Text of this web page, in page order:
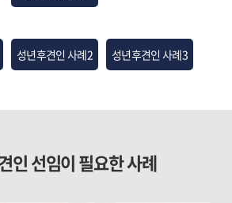
성년후견인 사례2 성년후견인 사례3
인 선임이 필요한 사례